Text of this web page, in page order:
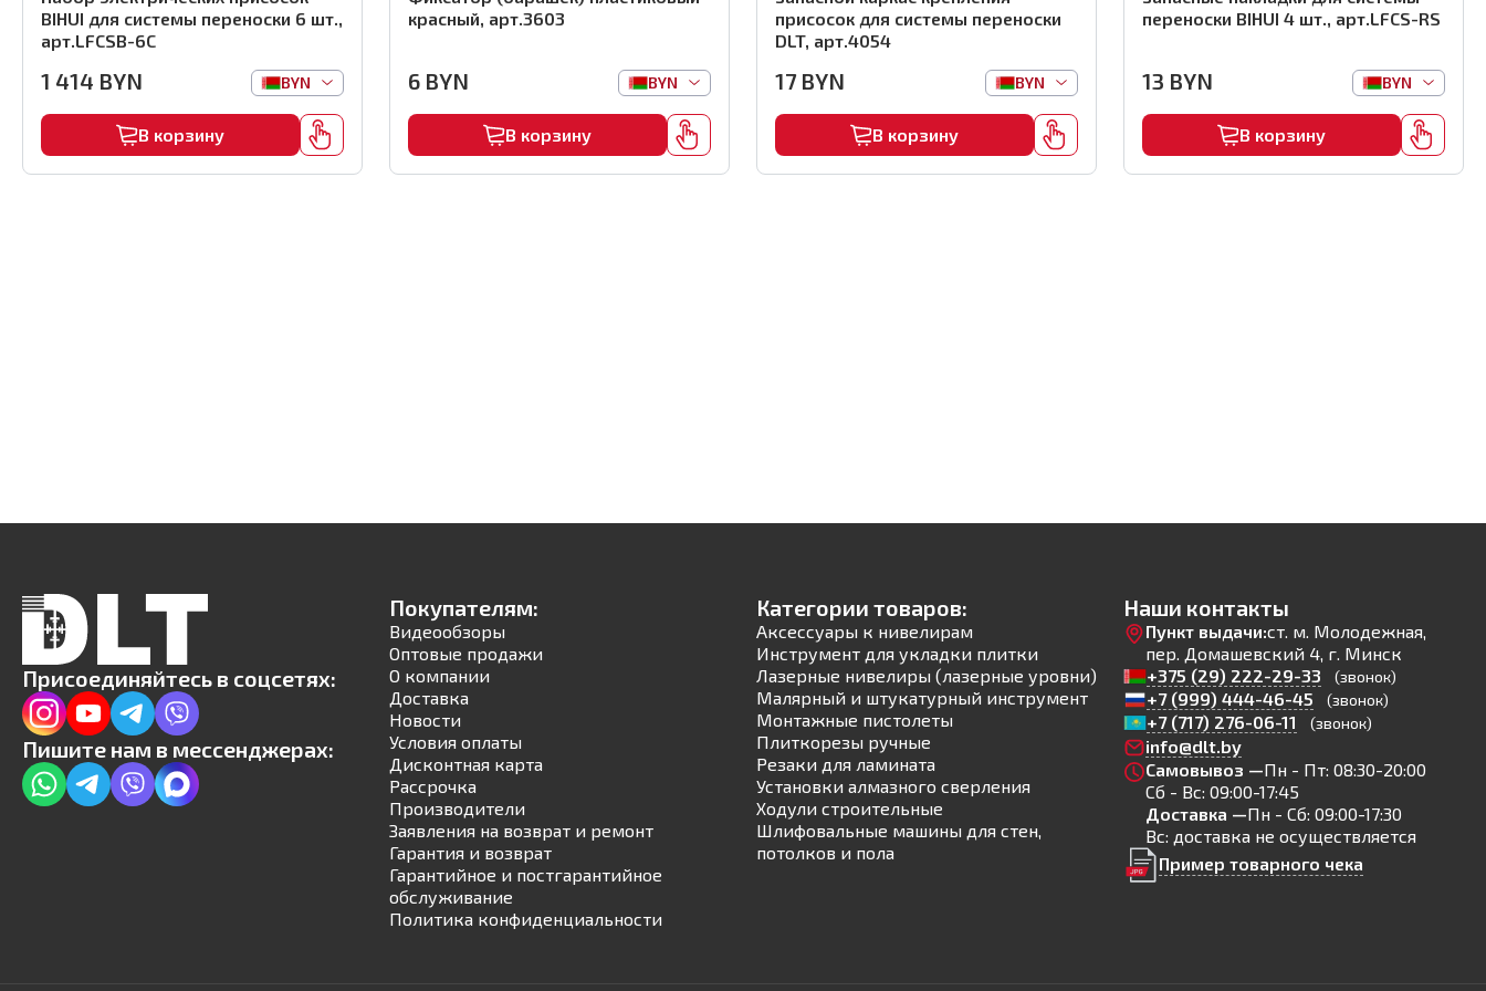
BIHUI для системы переноски 6 шт.,
арт.LFCSB-6C
1 414 BYN BYN
В корзину
красный, арт.3603
6 BYN BYN
В корзину
присосок для системы переноски
DLT, арт.4054
17 BYN BYN
В корзину
переноски BIHUI 4 шт., арт.LFCS-RS
13 BYN BYN
В корзину
Присоединяйтесь в соцсетях:
Пишите нам в мессенджерах:
Покупателям:
Видеообзоры
Оптовые продажи
О компании
Доставка
Новости
Условия оплаты
Дисконтная карта
Рассрочка
Производители
Заявления на возврат и ремонт
Гарантия и возврат
Гарантийное и постгарантийное
обслуживание
Политика конфиденциальности
Категории товаров:
Аксессуары к нивелирам
Инструмент для укладки плитки
Лазерные нивелиры (лазерные уровни)
Малярный и штукатурный инструмент
Монтажные пистолеты
Плиткорезы ручные
Резаки для ламината
Установки алмазного сверления
Ходули строительные
Шлифовальные машины для стен,
потолков и пола
Наши контакты
Пункт выдачи:ст. м. Молодежная,
пер. Домашевский 4, г. Минск
+375 (29) 222-29-33
(звонок)
+7 (999) 444-46-45 (звонок)
+7 (717) 276-06-11 (звонок)
info@dlt.by
Самовывоз —Пн - Пт: 08:30-20:00
Сб - Вс: 09:00-17:45
Доставка —Пн - Сб: 09:00-17:30
Вс: доставка не осуществляется
Пример товарного чека